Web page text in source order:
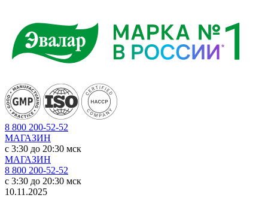
8 800 200-52-52
МАГАЗИН
c 3:30 до 20:30 мск
МАГАЗИН
8 800 200-52-52
c 3:30 до 20:30 мск
10.11.2025